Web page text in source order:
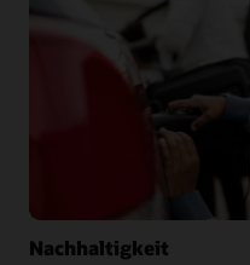
Nachhaltigkeit